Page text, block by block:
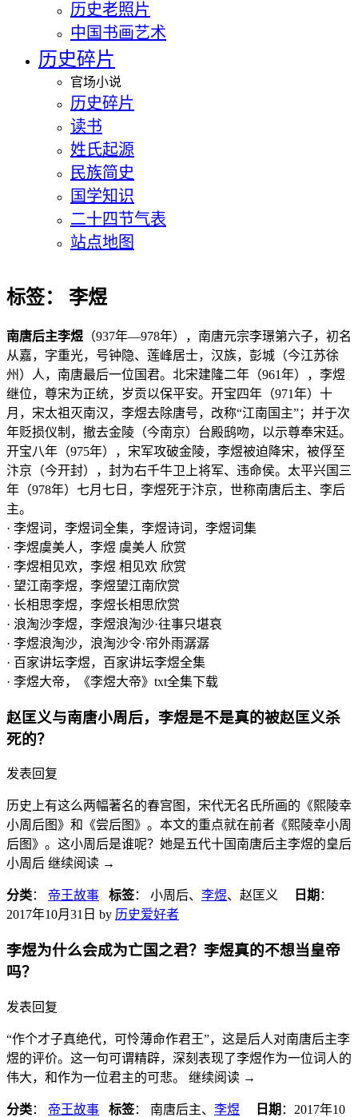
历史老照片
中国书画艺术
历史碎片
官场小说
历史碎片
读书
姓氏起源
民族简史
国学知识
二十四节气表
站点地图
标签： 李煜
南唐后主李煜 （937年―978年），南唐元宗李璟第六子，初名
从嘉，字重光，号钟隐、莲峰居士，汉族，彭城（今江苏徐
州）人，南唐最后一位国君。北宋建隆二年（961年），李煜
继位，尊宋为正统，岁贡以保平安。开宝四年（971年）十
月，宋太祖灭南汉，李煜去除唐号，改称“江南国主”；并于次
年贬损仪制，撤去金陵（今南京）台殿鸱吻，以示尊奉宋廷。
开宝八年（975年），宋军攻破金陵，李煜被迫降宋，被俘至
汴京（今开封），封为右千牛卫上将军、违命侯。太平兴国三
年（978年）七月七日，李煜死于汴京，世称南唐后主、李后
主。
· 李煜词，李煜词全集，李煜诗词，李煜词集
· 李煜虞美人，李煜 虞美人 欣赏
· 李煜相见欢，李煜 相见欢 欣赏
· 望江南李煜，李煜望江南欣赏
· 长相思李煜，李煜长相思欣赏
· 浪淘沙李煜，李煜浪淘沙·往事只堪哀
· 李煜浪淘沙，浪淘沙令·帘外雨潺潺
· 百家讲坛李煜，百家讲坛李煜全集
· 李煜大帝，《李煜大帝》txt全集下载
赵匡义与南唐小周后，李煜是不是真的被赵匡义杀
死的？
发表回复
历史上有这么两幅著名的春宫图，宋代无名氏所画的《熙陵幸
小周后图》和《尝后图》。本文的重点就在前者《熙陵幸小周
后图》。这小周后是谁呢？她是五代十国南唐后主李煜的皇后
小周后 继续阅读 →
分类： 帝王故事 标签： 小周后、 李煜、赵匡义 日期 ：
2017年10月31日 by 历史爱好者
李煜为什么会成为亡国之君？李煜真的不想当皇帝
吗？
发表回复
“作个才子真绝代，可怜薄命作君王”，这是后人对南唐后主李
煜的评价。这一句可谓精辟，深刻表现了李煜作为一位词人的
伟大，和作为一位君主的可悲。 继续阅读 →
分类： 帝王故事 标签： 南唐后主、 李煜 日期 ： 2017年10